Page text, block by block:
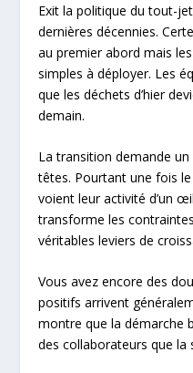
Exit la politique du tout-
dernières décennies.
au premier abord mais
simples à déployer. Les
que les déchets d’hier
demain.
La transition demande
têtes. Pourtant une fois
voient leur activité d’un
transforme les
véritables leviers de
Vous avez encore des
positifs arrivent
montre que la démarche
des collaborateurs que la